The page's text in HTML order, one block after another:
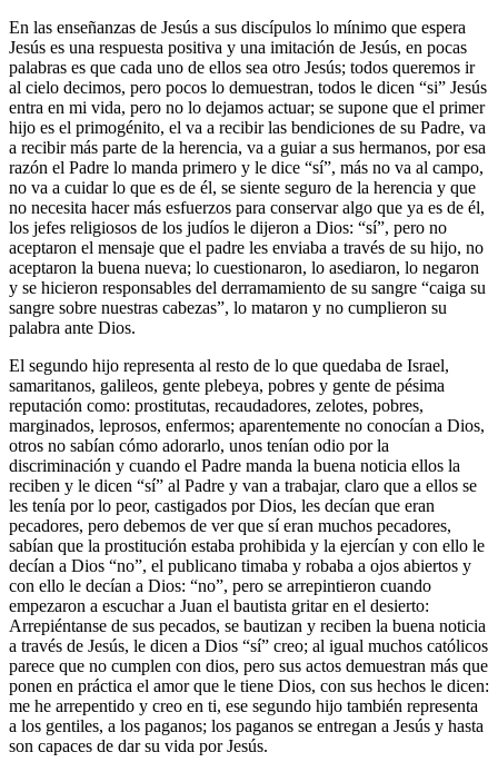
En las enseñanzas de Jesús a sus discípulos lo mínimo que espera
Jesús es una respuesta positiva y una imitación de Jesús, en pocas
palabras es que cada uno de ellos sea otro Jesús; todos queremos ir
al cielo decimos, pero pocos lo demuestran, todos le dicen “si” Jesús
entra en mi vida, pero no lo dejamos actuar; se supone que el primer
hijo es el primogénito, el va a recibir las bendiciones de su Padre, va
a recibir más parte de la herencia, va a guiar a sus hermanos, por esa
razón el Padre lo manda primero y le dice “sí”, más no va al campo,
no va a cuidar lo que es de él, se siente seguro de la herencia y que
no necesita hacer más esfuerzos para conservar algo que ya es de él,
los jefes religiosos de los judíos le dijeron a Dios: “sí”, pero no
aceptaron el mensaje que el padre les enviaba a través de su hijo, no
aceptaron la buena nueva; lo cuestionaron, lo asediaron, lo negaron
y se hicieron responsables del derramamiento de su sangre “caiga su
sangre sobre nuestras cabezas”, lo mataron y no cumplieron su
palabra ante Dios.
El segundo hijo representa al resto de lo que quedaba de Israel,
samaritanos, galileos, gente plebeya, pobres y gente de pésima
reputación como: prostitutas, recaudadores, zelotes, pobres,
marginados, leprosos, enfermos; aparentemente no conocían a Dios,
otros no sabían cómo adorarlo, unos tenían odio por la
discriminación y cuando el Padre manda la buena noticia ellos la
reciben y le dicen “sí” al Padre y van a trabajar, claro que a ellos se
les tenía por lo peor, castigados por Dios, les decían que eran
pecadores, pero debemos de ver que sí eran muchos pecadores,
sabían que la prostitución estaba prohibida y la ejercían y con ello le
decían a Dios “no”, el publicano timaba y robaba a ojos abiertos y
con ello le decían a Dios: “no”, pero se arrepintieron cuando
empezaron a escuchar a Juan el bautista gritar en el desierto:
Arrepiéntanse de sus pecados, se bautizan y reciben la buena noticia
a través de Jesús, le dicen a Dios “sí” creo; al igual muchos católicos
parece que no cumplen con dios, pero sus actos demuestran más que
ponen en práctica el amor que le tiene Dios, con sus hechos le dicen:
me he arrepentido y creo en ti, ese segundo hijo también representa
a los gentiles, a los paganos; los paganos se entregan a Jesús y hasta
son capaces de dar su vida por Jesús.